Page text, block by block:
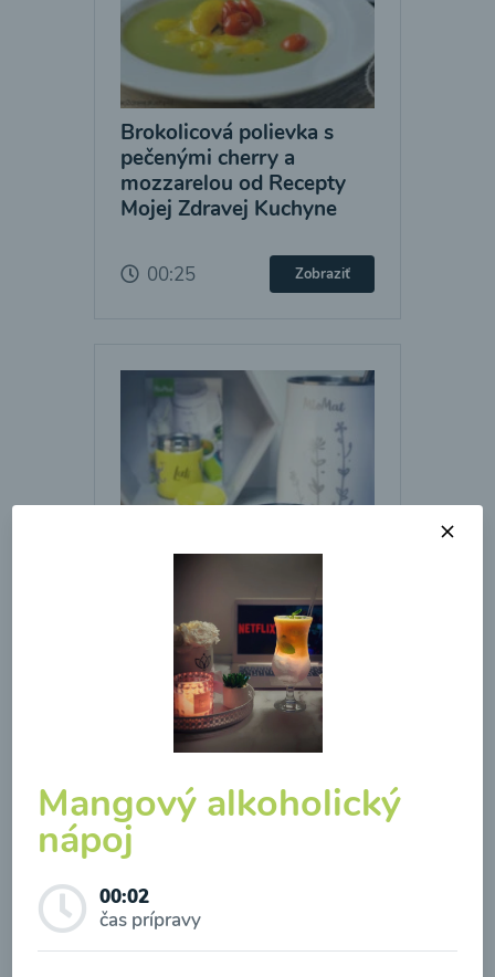
Brokolicová polievka s
pečenými cherry a
mozzarelou od Recepty
Mojej Zdravej Kuchyne
00:25 Zobraziť
Brokolicová polievka so
syrom
00:25 Zobraziť
Mangový alkoholický
nápoj
00:02
čas prípravy
Odber noviniek a akcií
Odoslaním registrácie na Newsletter súhlasím so
spracovaním osobných údajov pre účely